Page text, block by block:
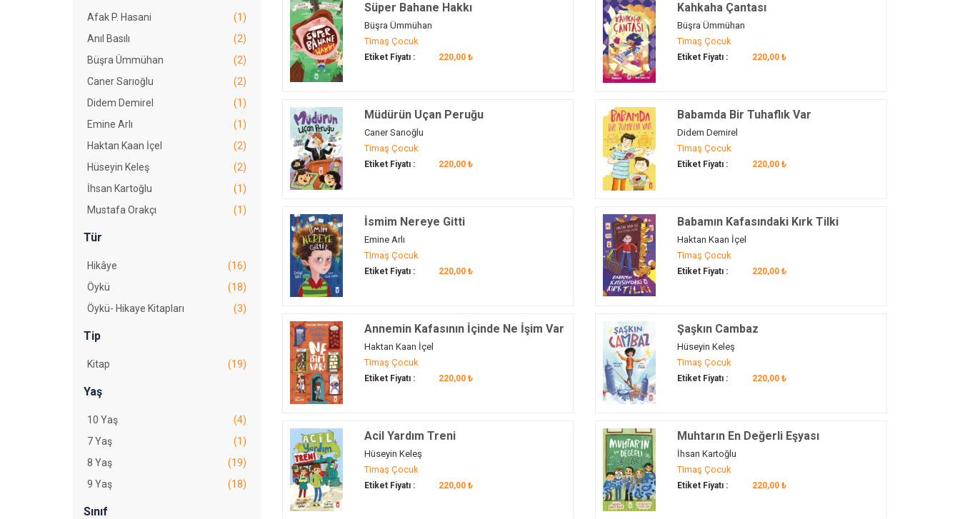
Afak P. Hasani
(1)
Anıl Basılı
(2)
Büşra Ümmühan
(2)
Caner Sarıoğlu
(2)
Didem Demirel
(1)
Emine Arlı
(1)
Haktan Kaan İçel
(2)
Hüseyin Keleş
(2)
İhsan Kartoğlu
(1)
Mustafa Orakçı
(1)
Nurten Deniz Nazlıer Sevdi
Salih Uyan
(1)
Şeniz Baş
(1)
Tür
Hikâye
(16)
Öykü
(18)
Öykü- Hikaye Kitapları
(3)
Tip
Kitap (19)
Yaş
10 Yaş
(4)
7 Yaş
(1)
8 Yaş
(19)
9 Yaş
(18)
Sınıf
Süper Bahane Hakkı
Büşra Ümmühan
Timaş Çocuk
Etiket Fiyatı : 220,00 ₺
Kahkaha Çantası
Büşra Ümmühan
Timaş Çocuk
Etiket Fiyatı : 220,00 ₺
Müdürün Uçan Peruğu
Caner Sarıoğlu
Timaş Çocuk
Etiket Fiyatı : 220,00 ₺
Babamda Bir Tuhaflık Var
Didem Demirel
Timaş Çocuk
Etiket Fiyatı : 220,00 ₺
İsmim Nereye Gitti
Emine Arlı
Timaş Çocuk
Etiket Fiyatı : 220,00 ₺
Babamın Kafasındaki Kırk Tilki
Haktan Kaan İçel
Timaş Çocuk
Etiket Fiyatı : 220,00 ₺
Annemin Kafasının İçinde Ne İşim Var
Haktan Kaan İçel
Timaş Çocuk
Etiket Fiyatı : 220,00 ₺
Şaşkın Cambaz
Hüseyin Keleş
Timaş Çocuk
Etiket Fiyatı : 220,00 ₺
Acil Yardım Treni
Hüseyin Keleş
Timaş Çocuk
Etiket Fiyatı : 220,00 ₺
Muhtarın En Değerli Eşyası
İhsan Kartoğlu
Timaş Çocuk
Etiket Fiyatı : 220,00 ₺